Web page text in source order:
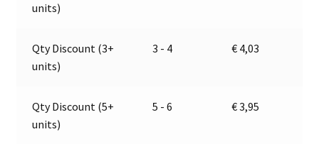
tipo
PRO
units)
Qty Discount (3+
units)
3 - 4 € 4,03
Qty Discount (5+
units)
5 - 6 €3,95